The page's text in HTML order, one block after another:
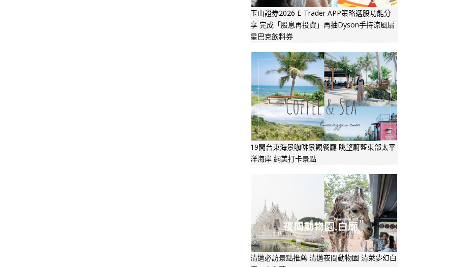
玉山證券2026 E-Trader APP策略選股功能分
享 完成「股息再投資」再抽Dyson手持涼風扇
星巴克飲料券
19間台東海景咖啡景觀餐廳 眺望蔚藍東部太平
洋海岸 網美打卡景點
清邁必訪景點推薦 清邁夜間動物園 清萊夢幻白